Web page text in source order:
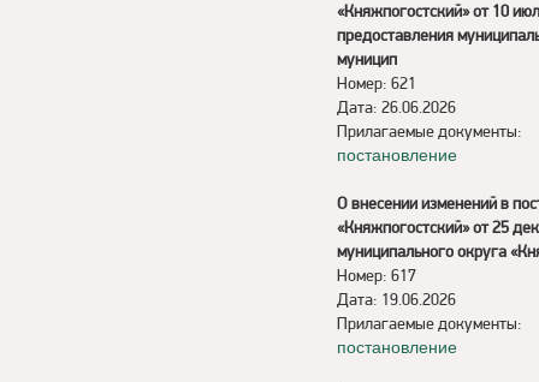
«Княжпогостский» от 10
предоставления
муницип
Номер: 621
Дата: 26.06.2026
Прилагаемые документы:
постановление
О внесении изменений в
«Княжпогостский» от 25
муниципального округа
Номер: 617
Дата: 19.06.2026
Прилагаемые документы:
постановление